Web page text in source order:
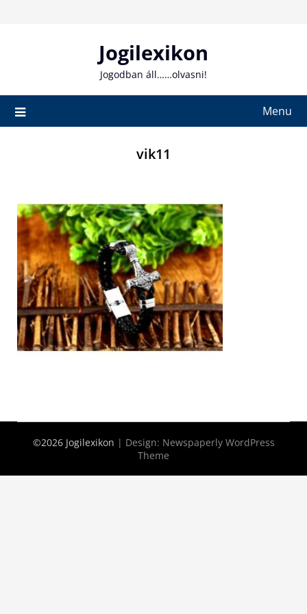
Jogilexikon
Jogodban áll……olvasni!
Menu
vik11
©2026 Jogilexikon | Design: Newspaperly WordPress
Theme